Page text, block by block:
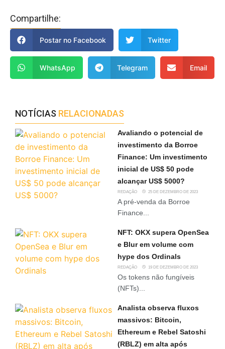
Compartilhe:
Postar no Facebook Twitter
WhatsApp Telegram Email
NOTÍCIAS RELACIONADAS
Avaliando o potencial de
investimento da Borroe
Finance: Um investimento
inicial de US$ 50 pode
alcançar US$ 5000?
REDAÇÃO 25 DE DEZEMBRO DE 2023
A pré-venda da Borroe
Finance...
NFT: OKX supera OpenSea
e Blur em volume com
hype dos Ordinals
REDAÇÃO 19 DE DEZEMBRO DE 2023
Os tokens não fungíveis
(NFTs)...
Analista observa fluxos
massivos: Bitcoin,
Ethereum e Rebel Satoshi
(RBLZ) em alta após